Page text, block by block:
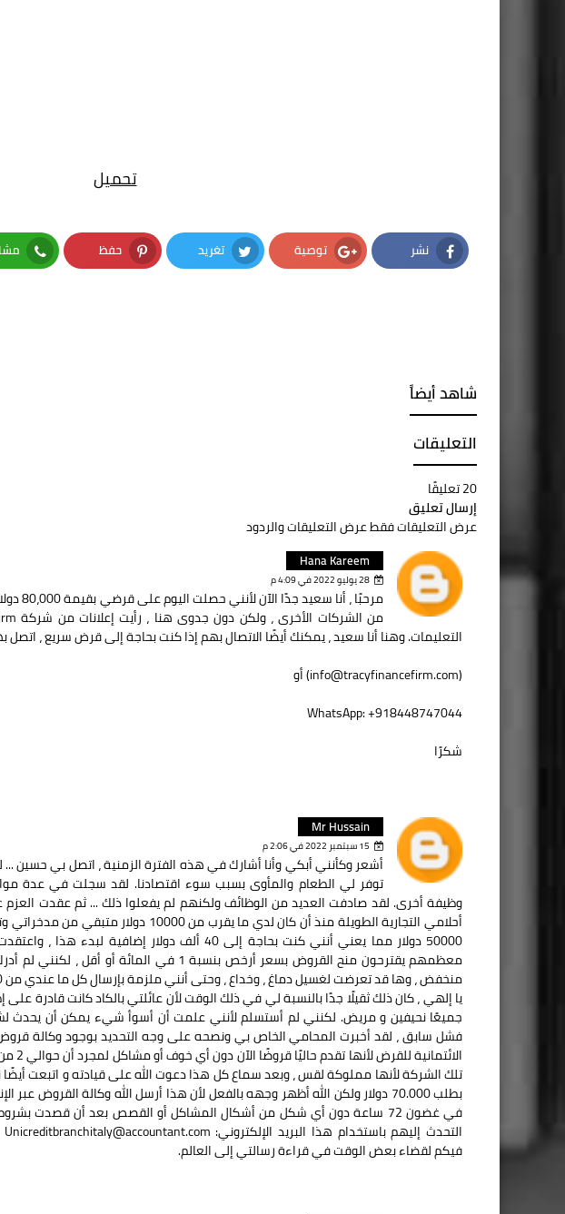
تحميل
نشر
Facebook
توصية
Google Plus
تغريد
Twitter
حفظ
Pinterest
شاهد أيضاً
التعليقات
20 تعليقًا
إرسال تعليق
عرض التعليقات فقطعرض التعليقات والردود
Hana Kareem
28 يوليو 2022 في 4:09 م
مرحبًا ،
التعليمات. وهنا أنا سعيد ، يمكنك أيضًا الاتصال بهم إذا كنت بحاجة إلى قرض سريع ، اتصل
(info@tracyfinancefirm.com) أو
WhatsApp: +918448747044
شكرًا
Mr Hussain
15 سبتمبر 2022 في 2:06 م
أشعر وكأنني أبكي وأنا أشارك في هذه الفترة الزمنية ، اتصل بي حسين
توفر لي الطعام والمأوى بسبب سوء اقتصادنا. لقد سجلت في عدة
وظيفة أخرى. لقد صادفت العديد من الوظائف ولكنهم لم يفعلوا ذلك ... ثم عقدت
أحلامي التجارية الطويلة منذ أن كان لدي ما
50000 دولار مما يعني أنني كنت بحاجة إلى 40 ألف دولار
معظمهم يقترحون منح القروض بسعر أرخص بنسبة 1 في
يا إلهي ، كان ذلك ثقيلًا جدًا بالنسبة لي في ذلك الوقت لأن عائلتي بالكاد كانت قادرة
جميعًا نحيفين و مريض. لكنني لم أستسلم لأنني علمت أن أسوأ شيء يمكن أن
فشل سابق ، لقد أخبرت المحامي الخاص بي ونصحه على وجه التحديد بوجود وكالة
تلك الشركة لأنها مملوكة لقس ، وبعد سماع كل هذا دعوت الله على قيادته و اتبعت
في غضون 72 ساعة دون أي شكل من أشكال المشاكل أو القصص بعد أن قصدت
فيكم لقضاء بعض الوقت في قراءة رسالتي إلى العالم.